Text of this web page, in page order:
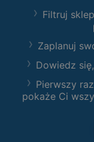
Filtruj
Zaplanuj
Dowiedz
Pierwszy
pokaże Ci